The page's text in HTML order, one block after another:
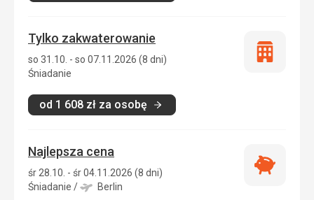
Tylko zakwaterowanie
so 31.10. - so 07.11.2026 (8 dni)
Śniadanie
od 1 608 zł za osobę
Tylko
Najlepsza cena
śr 28.10. - śr 04.11.2026 (8 dni)
Śniadanie / Berlin
Najlepsza